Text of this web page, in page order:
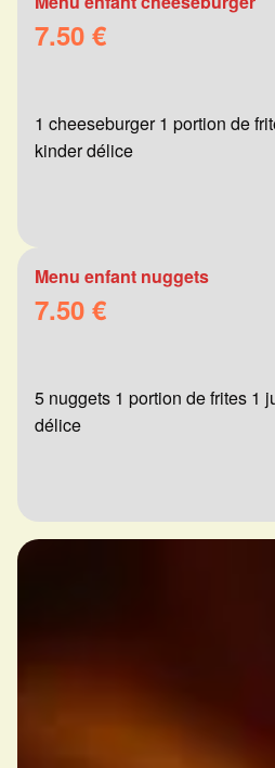
7.50 €
1 cheeseburger 1 portion de
kinder délice
Menu enfant nuggets
7.50 €
5 nuggets 1 portion de frites 1
délice